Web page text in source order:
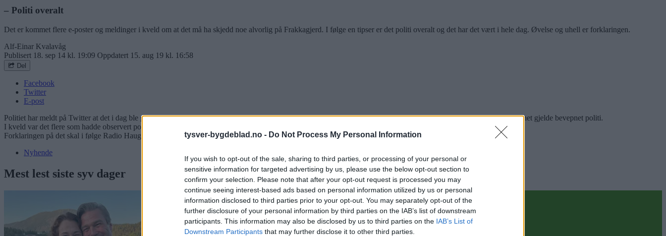
tysver-bygdeblad.no - Do Not Process My Personal Information
If you wish to opt-out of the sale, sharing to third parties, or processing of your personal or
sensitive information for targeted advertising by us, please use the below opt-out section to
confirm your selection. Please note that after your opt-out request is processed you may
continue seeing interest-based ads based on personal information utilized by us or personal
information disclosed to third parties prior to your opt-out. You may separately opt-out of the
further disclosure of your personal information by third parties on the IAB’s list of downstream
participants. This information may also be disclosed by us to third parties on the IAB’s List of
Downstream Participants that may further disclose it to other third parties.
– Politi overalt
Det er kommet flere e-poster og meldinger i kveld om at det må ha skjedd noe alvorlig på Frakkagjerd. I følge en tipser er det politi overalt og det har det vært i hele dag. Øvelse og uhell er forklaringen.
Alf-Einar Kvalavåg
Publisert 18. sep 14 kl. 19:09 Oppdatert 15. aug 19 kl. 16:58
Del
Facebook
Twitter
E-post
Politiet har meldt på Twitter at det i dag ble gjennomført en ny treningsdag ved Stegaberg skole, hvor dette fremover vil skje med ujevne mellomrom. Det skal blant annet gjelde bevepnet politi.
I kveld var det flere som hadde observert politi i Aksdalsbrekka.
Forklaringen på det skal i følge Radio Haugaland være en punktering.
Nyhende
Mest lest siste syv dager